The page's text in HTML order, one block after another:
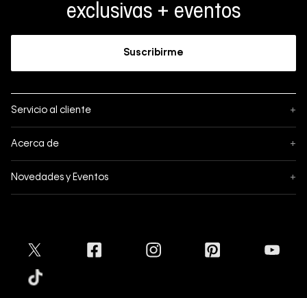
exclusivas + eventos
Suscribirme
Servicio al cliente +
Mis pedidos
Formas de pago
Envíos
Tiendas
Acerca de +
Política de privacidad
Novedades y Eventos +
Cyber Lunes
Mapa del sitio